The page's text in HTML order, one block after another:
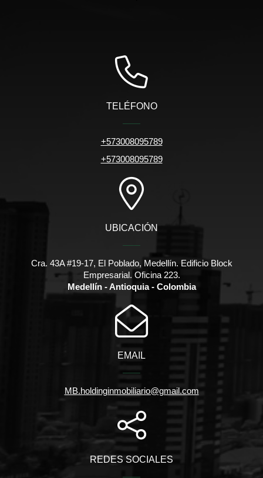
TELÉFONO
+573008095789
+573008095789
UBICACIÓN
Cra. 43A #19-17, El Poblado, Medellín. Edificio Block
Empresarial. Oficina 223.
Medellín - Antioquia - Colombia
EMAIL
MB.holdinginmobiliario@gmail.com
REDES SOCIALES